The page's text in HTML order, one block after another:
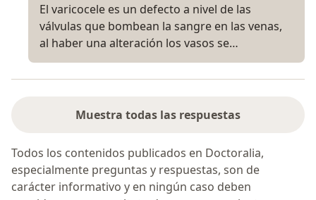
El varicocele es un defecto a nivel de las
válvulas que bombean la sangre en las venas,
al haber una alteración los vasos se…
Muestra todas las respuestas
Todos los contenidos publicados en Doctoralia,
especialmente preguntas y respuestas, son de
carácter informativo y en ningún caso deben